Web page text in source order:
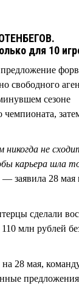
для 10
сезоне
не
карьера шла
— заявила 28 мая
сделали
млн рублей
28 мая,
предложения